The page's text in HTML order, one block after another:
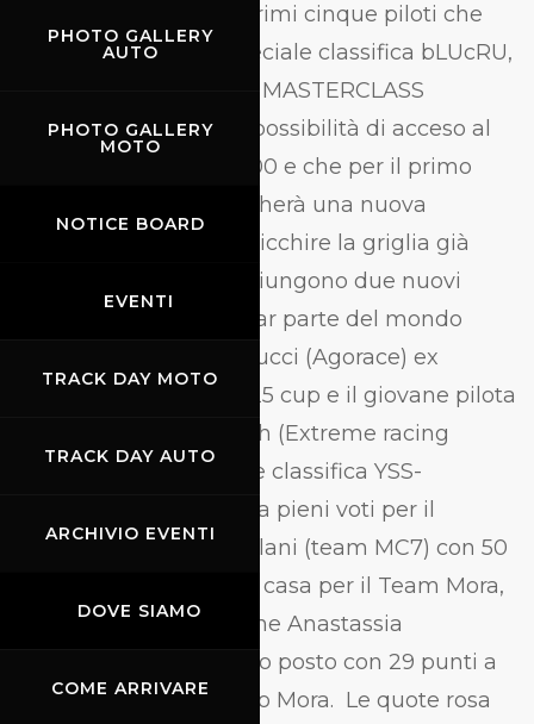
PHOTO GALLERY
AUTO
PHOTO GALLERY
MOTO
NOTICE BOARD
EVENTI
TRACK DAY MOTO
TRACK DAY AUTO
ARCHIVIO EVENTI
DOVE SIAMO
COME ARRIVARE
Giovani e rampanti i primi cinque piloti che
ricoprono anche la speciale classifica bLUcRU,
valida per la selezione MASTERCLASS
YAMAHA per avere la possibilità di acceso al
mondiale Superspor300 e che per il primo
classificato si aggiudicherà una nuova
Yamaha YZF-R3.Ad arricchire la griglia già
numerosissima, si aggiungono due nuovi
iscritti, che entrano a far parte del mondo
Yamaha, Matteo Vannucci (Agorace) ex
campione Yamaha R125 cup e il giovane pilota
austriaco Tristan Walch (Extreme racing
service). Per la speciale classifica YSS-
SUSPENSION, pagella a pieni voti per il
giovane Emiliano Ercolani (team MC7) con 50
punti all’attivo, lotta in casa per il Team Mora,
in cui la pilotessa estone Anastassia
Kovalenko è al secondo posto con 29 punti a
pari merito con Stefano Mora. Le quote rosa